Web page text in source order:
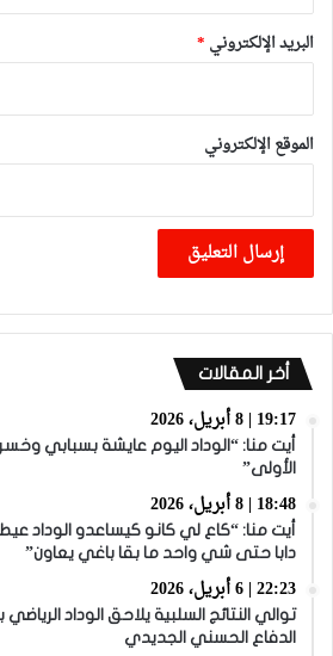
البريد الإلكتروني *
الموقع الإلكتروني
أخر المقالات
19:17 | 8 أبريل، 2026
الأولى”
18:48 | 8 أبريل، 2026
أيت منا: “كاع لي كانو كيساعدو الوداد
دابا حتى شي واحد ما بقا باغي يعاون”
22:23 | 6 أبريل، 2026
توالي النتائج السلبية يلاحق الوداد
الدفاع الحسني الجديدي